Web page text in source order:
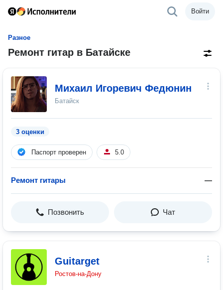
Войти
Разное
Ремонт гитар в Батайске
Михаил Игоревич Федюнин
Батайск
3 оценки
Паспорт проверен 5.0
Ремонт гитары —
Позвонить Чат
Guitarget
Ростов-на-Дону